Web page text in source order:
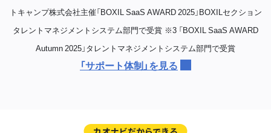
トキャンプ株式会社主催「BOXIL SaaS AWARD 2025」BOXILセクション
タレントマネジメントシステム部門で受賞 ※3 「BOXIL SaaS AWARD
Autumn 2025」タレントマネジメントシステム部門で受賞
「サポート体制」を見る